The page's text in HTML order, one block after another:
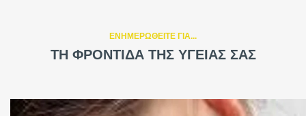
ΕΝΗΜΕΡΩΘΕΙΤΕ ΓΙΑ...
ΤΗ ΦΡΟΝΤΙΔΑ ΤΗΣ ΥΓΕΙΑΣ ΣΑΣ